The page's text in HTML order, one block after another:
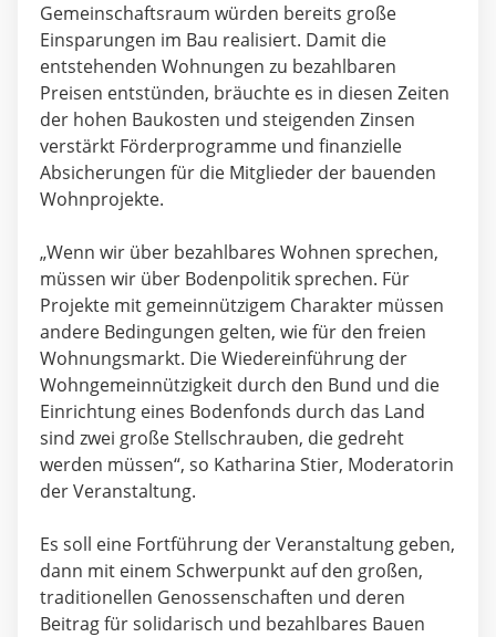
Gemeinschaftsraum würden bereits große
Einsparungen im Bau realisiert. Damit die
entstehenden Wohnungen zu bezahlbaren
Preisen entstünden, bräuchte es in diesen Zeiten
der hohen Baukosten und steigenden Zinsen
verstärkt Förderprogramme und finanzielle
Absicherungen für die Mitglieder der bauenden
Wohnprojekte.
„Wenn wir über bezahlbares Wohnen sprechen,
müssen wir über Bodenpolitik sprechen. Für
Projekte mit gemeinnützigem Charakter müssen
andere Bedingungen gelten, wie für den freien
Wohnungsmarkt. Die Wiedereinführung der
Wohngemeinnützigkeit durch den Bund und die
Einrichtung eines Bodenfonds durch das Land
sind zwei große Stellschrauben, die gedreht
werden müssen“, so Katharina Stier, Moderatorin
der Veranstaltung.
Es soll eine Fortführung der Veranstaltung geben,
dann mit einem Schwerpunkt auf den großen,
traditionellen Genossenschaften und deren
Beitrag für solidarisch und bezahlbares Bauen